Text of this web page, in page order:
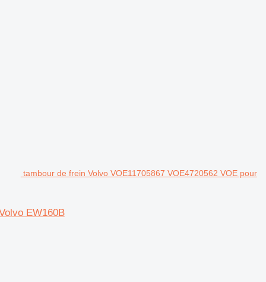
tambour de frein Volvo VOE11705867 VOE4720562 VOE pour
EW160B